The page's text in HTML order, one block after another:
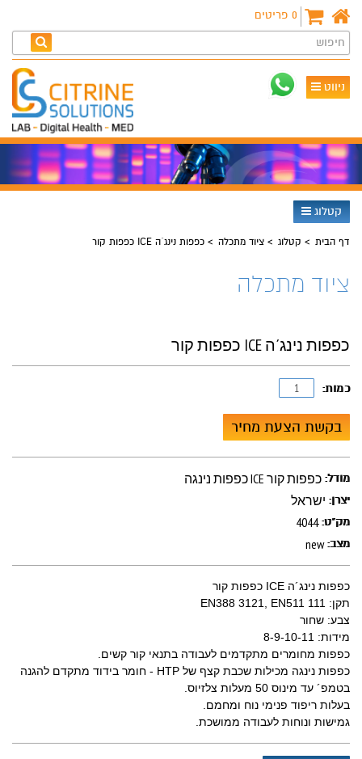
0 פריטים
חיפוש
ניווט
קטלוג
דף הבית קטלוג ציוד מתכלה כפפות נינג´ה ICE כפפות קור
ציוד מתכלה
כפפות נינג´ה ICE כפפות קור
כמות:
בקשת הצעת מחיר
מודל: כפפות נינגה ICE כפפות קור
יצרן: ישראל
מק"ט: 4044
מצב: new
כפפות נינג´ה ICE כפפות קור
תקן: EN388 3121, EN511 111
צבע: שחור
מידות: 8-9-10-11
כפפות מחומרים מתקדמים לעבודה בתנאי קור קשים.
כפפות נינגה מכילות שכבת קצף של HTP - חומר בידוד מתקדם להגנה
בטמפ´ עד מינוס 50 מעלות צלזיוס.
בעלות ריפוד פנימי נוח ומחמם.
גמישות ונוחות לעבודה ממושכת.